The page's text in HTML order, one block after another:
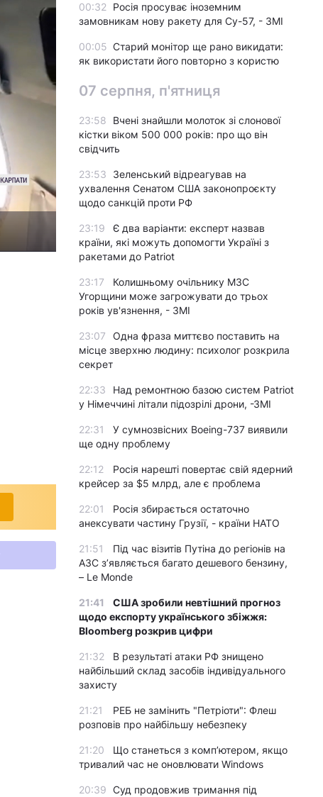
00:32
Росія просуває іноземним
замовникам нову ракету для Су-57, - ЗМІ
00:05 Старий монітор ще рано викидати:
як використати його повторно з користю
07 серпня, п'ятниця
23:58
Вчені знайшли молоток зі слонової
кістки віком 500 000 років: про що він
свідчить
23:53
Зеленський відреагував на
ухвалення Сенатом США законопроєкту
щодо санкцій проти РФ
23:19
Є два варіанти: експерт назвав
країни, які можуть допомогти Україні з
ракетами до Patriot
23:17
Колишньому очільнику МЗС
Угорщини може загрожувати до трьох
років ув'язнення, - ЗМІ
23:07
Одна фраза миттєво поставить на
місце зверхню людину: психолог розкрила
секрет
22:33
Над ремонтною базою систем Patriot
у Німеччині літали підозрілі дрони, -ЗМІ
22:31
У сумнозвісних Boeing-737 виявили
ще одну проблему
22:12
Росія нарешті повертає свій ядерний
крейсер за $5 млрд, але є проблема
22:01
Росія збирається остаточно
анексувати частину Грузії, - країни НАТО
21:51
Під час візитів Путіна до регіонів на
АЗС з’являється багато дешевого бензину,
– Le Monde
21:41
США зробили невтішний прогноз
щодо експорту українського збіжжя:
Bloomberg розкрив цифри
21:32
В результаті атаки РФ знищено
найбільший склад засобів індивідуального
захисту
21:21
РЕБ не замінить "Петріоти": Флеш
розповів про найбільшу небезпеку
21:20
Що станеться з комп’ютером, якщо
тривалий час не оновлювати Windows
20:39 Суд продовжив тримання під